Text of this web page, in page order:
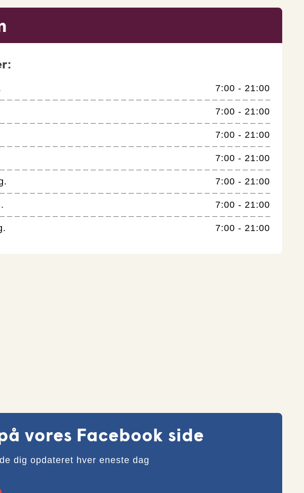
7:00 - 21:00
7:00 - 21:00
7:00 - 21:00
7:00 - 21:00
7:00 - 21:00
7:00 - 21:00
7:00 - 21:00
vores Facebook side
dig opdateret hver eneste dag